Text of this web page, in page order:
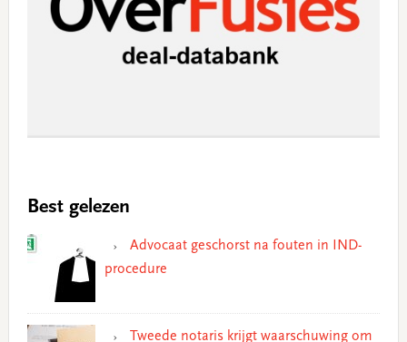
Best gelezen
Advocaat geschorst na fouten in IND-
procedure
Tweede notaris krijgt waarschuwing om